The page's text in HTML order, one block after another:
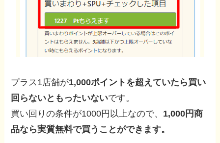
ら
プラス1店舗が1,000ポイントを超えていたら買い
回らないともったいないです。
買い回りの条件が1000円以上なので、 1,000円商
品なら実質無料で買うことができます。